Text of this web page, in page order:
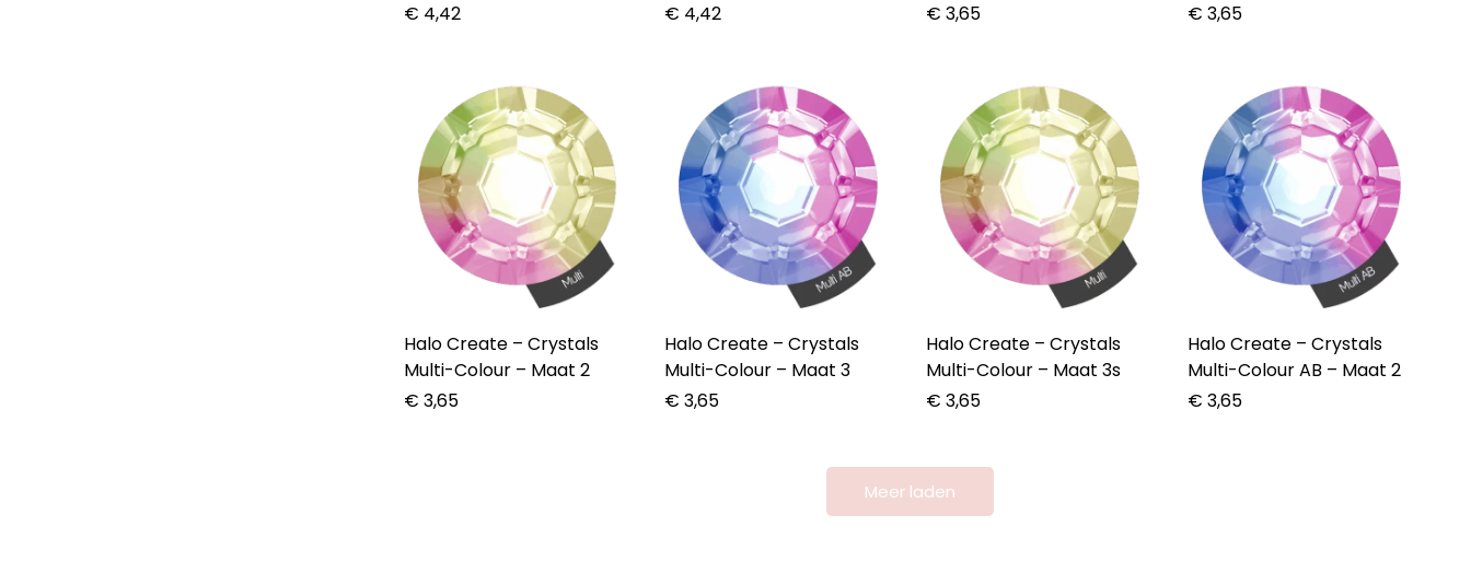
€ 4,42
€ 4,42
€ 3,65
€ 3,65
Halo Create – Crystals
Multi-Colour – Maat 2
€ 3,65
Halo Create – Crystals
Multi-Colour – Maat 3
€ 3,65
Halo Create – Crystals
Multi-Colour – Maat 3s
€ 3,65
Halo Create – Crystals
Multi-Colour AB – Maat 2
€ 3,65
Meer laden